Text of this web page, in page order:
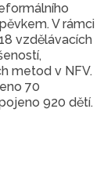
V rámci
vzdělávacích
metod v NFV.
70
920 dětí.